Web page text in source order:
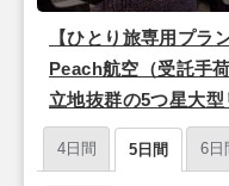
【ひとり旅専用プラ
Peach航空（受託手
立地抜群の5つ星大
マーキスクイーンズ
4日間 5日間 6日